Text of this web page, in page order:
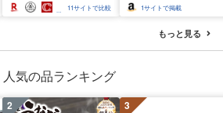
さと納税 おすすめ 山梨
県 南アルプス市 送料無
11サイトで比較
産 2026 旬 大粒 高級
1サイトで掲載
もっと見る
人気の品ランキング
2 3